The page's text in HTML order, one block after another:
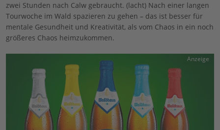
zwei Stunden nach Calw gebraucht. (lacht) Nach einer langen
Tourwoche im Wald spazieren zu gehen – das ist besser für
mentale Gesundheit und Kreativität, als vom Chaos in ein noch
größeres Chaos heimzukommen.
Anzeige